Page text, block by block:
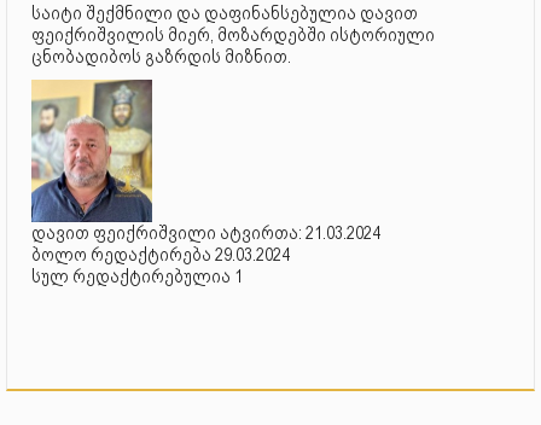
საიტი შექმნილი და დაფინანსებულია დავით
ფეიქრიშვილის მიერ, მოზარდებში ისტორიული
ცნობადიბოს გაზრდის მიზნით.
დავით ფეიქრიშვილი ატვირთა: 21.03.2024
ბოლო რედაქტირება 29.03.2024
სულ რედაქტირებულია 1